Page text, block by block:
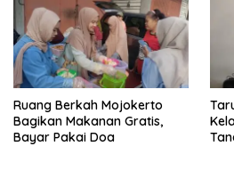
Ruang Berkah Mojokerto
Bagikan Makanan Gratis,
Bayar Pakai Doa